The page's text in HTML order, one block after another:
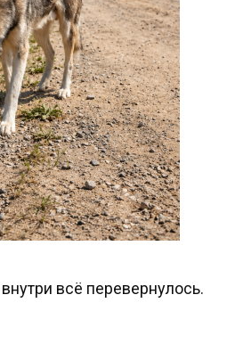
всё перевернулось.